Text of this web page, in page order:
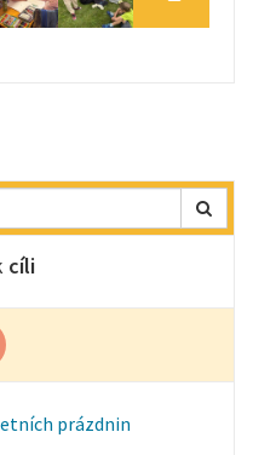
Hledat
cíli
prázdnin